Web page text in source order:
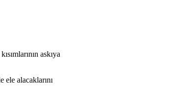
askıya
ele alacaklarını